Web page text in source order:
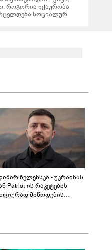
როგორია იქაურობა
სოციალურ
ბანკი განცხადებას
ასფალტზე არტყმევინეს,
დაზიანება... სავარაუდოდ,
ნარკოტიკს" - რას ჰყვება
რომელსაც
ფიზიკურად
ახლა ვისაუბრებ,
მეგობარმა
კუპატაძე
ზელენსკი - უკრაინას
Patriot-ის რაკეტების
მიწოდების